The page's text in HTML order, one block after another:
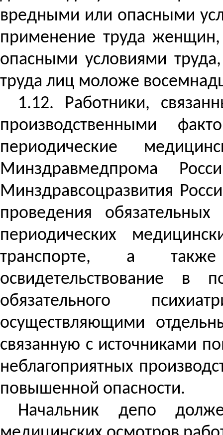
вредными или опасными
применение труда
опасными условиями
труда лиц моложе
1.12. Работники,
производственными
периодические
Минздравмедпрома
Минздравсоцразвития
проведения
периодических
транспорте, а также
освидетельствование в
обязательного
осуществляющими
связанную с источниками
неблагоприятных
повышенной опасности.
Начальник депо